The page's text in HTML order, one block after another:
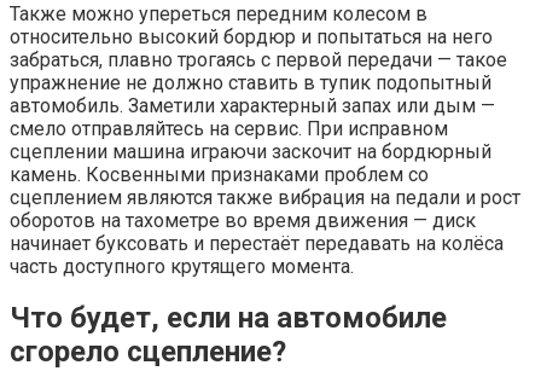
Также можно упереться передним колесом в
относительно высокий бордюр и попытаться на него
забраться, плавно трогаясь с первой передачи — такое
упражнение не должно ставить в тупик подопытный
автомобиль. Заметили характерный запах или дым —
смело отправляйтесь на сервис. При исправном
сцеплении машина играючи заскочит на бордюрный
камень. Косвенными признаками проблем со
сцеплением являются также вибрация на педали и рост
оборотов на тахометре во время движения — диск
начинает буксовать и перестаёт передавать на колёса
часть доступного крутящего момента.
Что будет, если на автомобиле
сгорело сцепление?